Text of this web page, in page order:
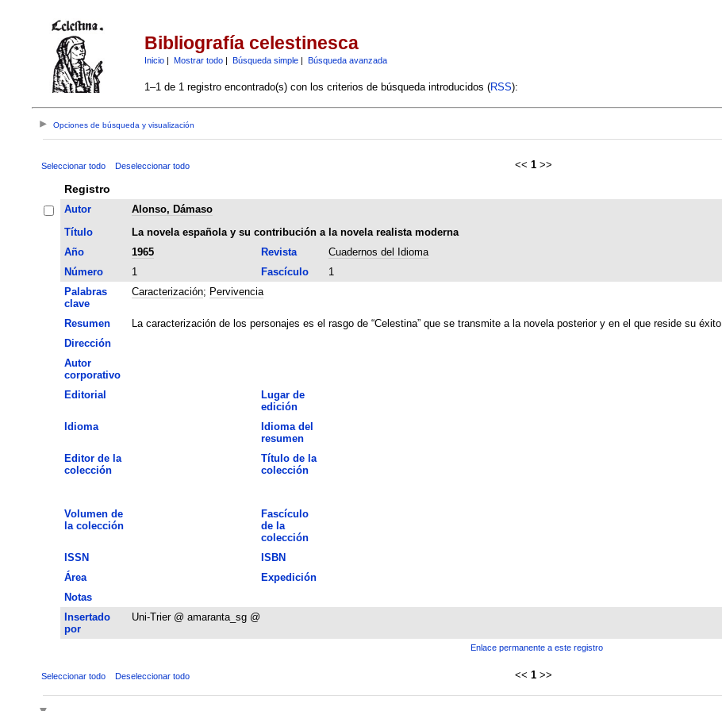
Bibliografía celestinesca
Inicio| Mostrar todo| Búsqueda simple| Búsqueda avanzada
1–1 de 1 registro encontrado(s) con los criterios de búsqueda introducidos (RSS):
Opciones de búsqueda y visualización
Seleccionar todo Deseleccionar todo << 1 >>
Registro
Autor
Alonso, Dámaso
Título
La novela española y su contribución a la novela realista moderna
Año
1965 Revista Cuadernos del Idioma
Número
1 Fascículo 1
Palabras
clave
Caracterización; Pervivencia
Resumen
La caracterización de los personajes es el rasgo de “Celestina” que se transmite a la novela posterior y en el que reside su éxito.
Dirección
Autor
corporativo
Editorial
Lugar de
edición
Idioma
Idioma del
resumen
Editor de la
colección
Título de la
colección
Volumen de
la colección
Fascículo
de la
colección
ISSN ISBN
Área
Expedición
Notas
Insertado
por
Uni-Trier @ amaranta_sg @
Enlace permanente a este registro
Seleccionar todo Deseleccionar todo << 1 >>